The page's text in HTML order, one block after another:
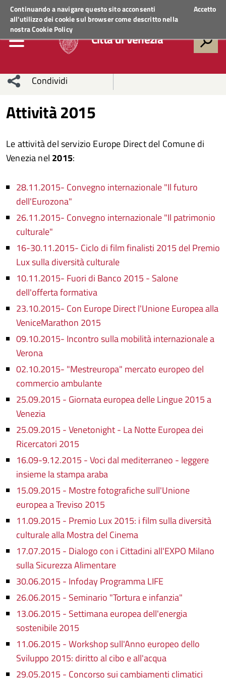
Continuando a navigare questo sito acconsenti
all'utilizzo dei cookie sul browser come descritto nella
nostraCookie Policy
Accetto
Regione VenetoACCEDI AI SERVIZI
Città di Venezia
Condividi
network
Condividi
Condividi
Facebook
su
Condividi
Whatsapp
Attività 2015
Le attività del servizio Europe Direct del Comune di
Venezia nel 2015:
28.11.2015- Convegno internazionale "Il futuro
dell'Eurozona"
26.11.2015- Convegno internazionale "Il patrimonio
culturale"
16-30.11.2015- Ciclo di film finalisti 2015 del Premio
Lux sulla diversità culturale
10.11.2015- Fuori di Banco 2015 - Salone
dell'offerta formativa
23.10.2015- Con Europe Direct l'Unione Europea alla
VeniceMarathon 2015
09.10.2015- Incontro sulla mobilità internazionale a
Verona
02.10.2015- "Mestreuropa" mercato europeo del
commercio ambulante
25.09.2015 - Giornata europea delle Lingue 2015 a
Venezia
25.09.2015 - Venetonight - La Notte Europea dei
Ricercatori 2015
16.09-9.12.2015 - Voci dal mediterraneo - leggere
insieme la stampa araba
15.09.2015 - Mostre fotografiche sull'Unione
europea a Treviso 2015
11.09.2015 - Premio Lux 2015: i film sulla diversità
culturale alla Mostra del Cinema
17.07.2015 - Dialogo con i Cittadini all'EXPO Milano
sulla Sicurezza Alimentare
30.06.2015 - Infoday Programma LIFE
26.06.2015 - Seminario "Tortura e infanzia"
13.06.2015 - Settimana europea dell'energia
sostenibile 2015
11.06.2015 - Workshop sull'Anno europeo dello
Sviluppo 2015: diritto al cibo e all'acqua
29.05.2015 - Concorso sui cambiamenti climatici